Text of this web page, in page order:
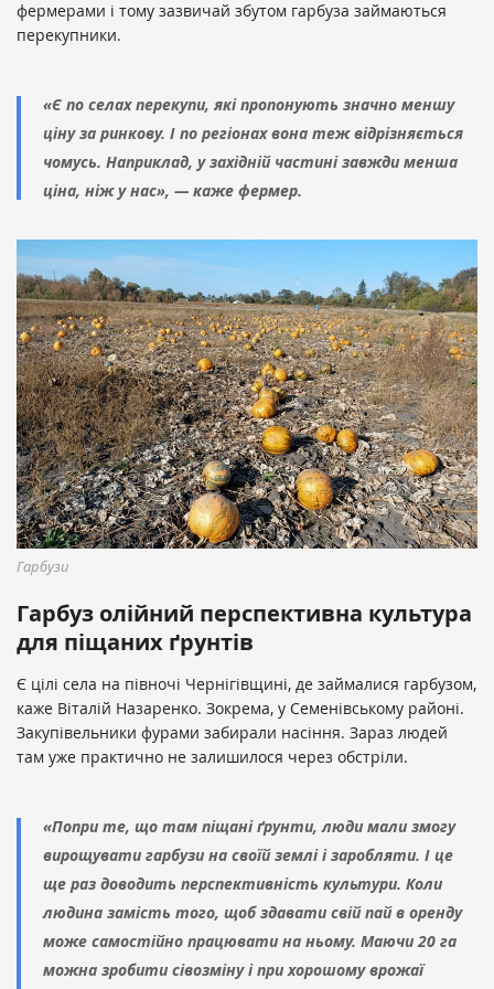
фермерами і тому зазвичай збутом гарбуза займаються
перекупники.
«Є по селах перекупи, які пропонують значно меншу
ціну за ринкову. І по регіонах вона теж відрізняється
чомусь. Наприклад, у західній частині завжди менша
ціна, ніж у нас», — каже фермер.
Гарбузи
Гарбуз олійний перспективна культура
для піщаних ґрунтів
Є цілі села на півночі Чернігівщині, де займалися гарбузом,
каже Віталій Назаренко. Зокрема, у Семенівському районі.
Закупівельники фурами забирали насіння. Зараз людей
там уже практично не залишилося через обстріли.
«Попри те, що там піщані ґрунти, люди мали змогу
вирощувати гарбузи на своїй землі і заробляти. І це
ще раз доводить перспективність культури. Коли
людина замість того, щоб здавати свій пай в оренду
може самостійно працювати на ньому. Маючи 20 га
можна зробити сівозміну і при хорошому врожаї